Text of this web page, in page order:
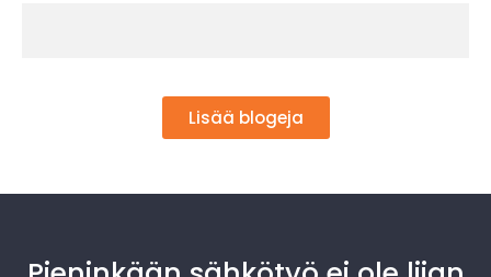
Lisää blogeja